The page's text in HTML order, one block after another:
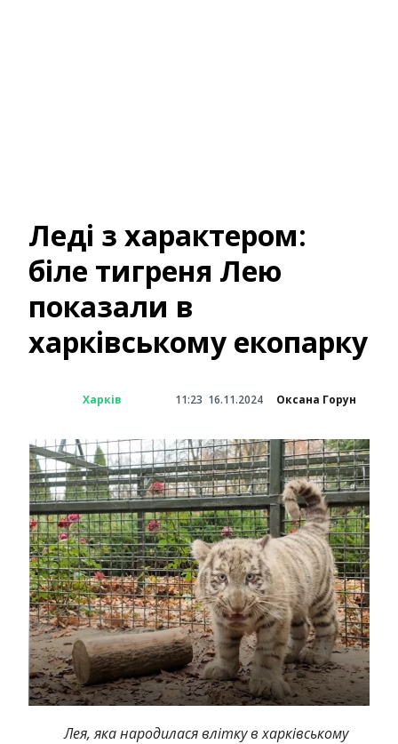
Леді з характером:
біле тигреня Лею
показали в
харківському екопарку
Харків 11:23 16.11.2024 Оксана Горун
Лея, яка народилася влітку в харківському